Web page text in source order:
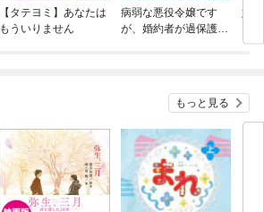
【タテヨミ】あなたは
もういりません
病弱な悪役令嬢です
が、婚約者が過保護す
妹
もっと見る